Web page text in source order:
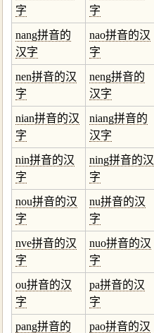
字
字
nang拼音的
汉字
nao拼音的汉
字
nen拼音的汉
字
neng拼音的
汉字
nian拼音的汉
字
niang拼音的
汉字
nin拼音的汉
字
ning拼音的汉
字
nou拼音的汉
字
nu拼音的汉
字
nve拼音的汉
字
nuo拼音的汉
字
ou拼音的汉
字
pa拼音的汉
字
pang拼音的
pao拼音的汉